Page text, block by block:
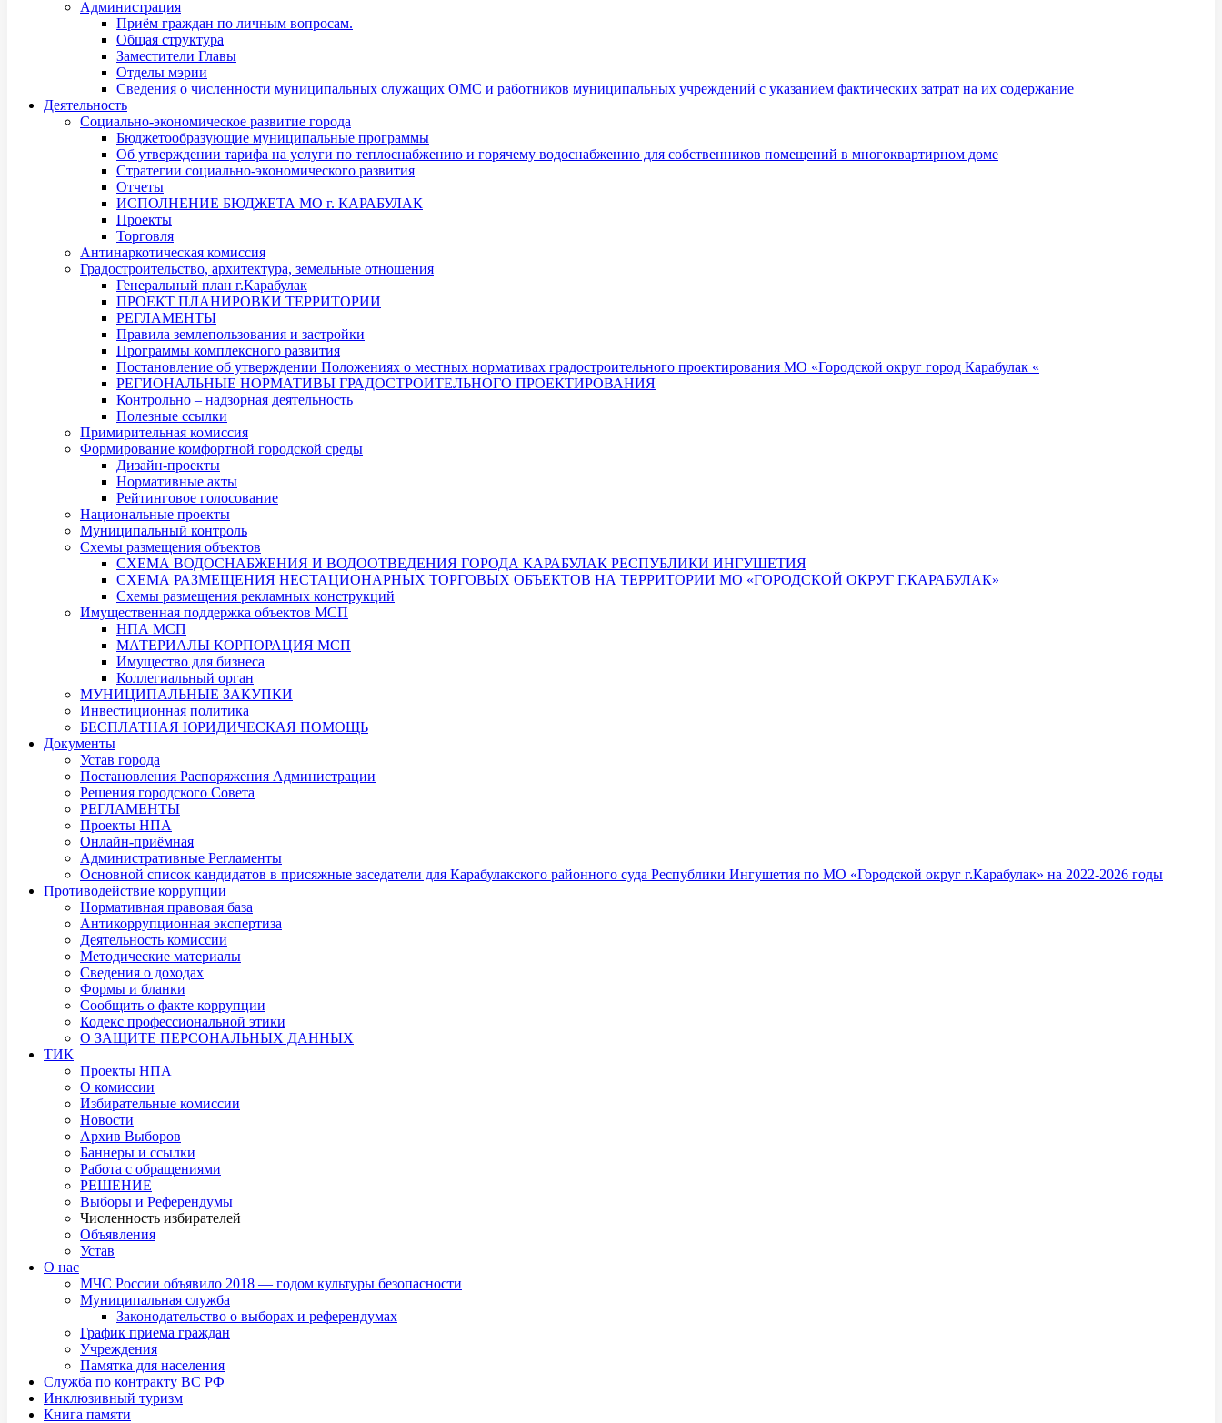
Администрация
Приём граждан по личным вопросам.
Общая структура
Заместители Главы
Отделы мэрии
Сведения о численности муниципальных служащих ОМС и работников муниципальных учреждений с указанием фактических затрат на их содержание
Деятельность
Социально-экономическое развитие города
Бюджетообразующие муниципальные программы
Об утверждении тарифа на услуги по теплоснабжению и горячему водоснабжению для собственников помещений в многоквартирном доме
Стратегии социально-экономического развития
Отчеты
ИСПОЛНЕНИЕ БЮДЖЕТА МО г. КАРАБУЛАК
Проекты
Торговля
Антинаркотическая комиссия
Градостроительство, архитектура, земельные отношения
Генеральный план г.Карабулак
ПРОЕКТ ПЛАНИРОВКИ ТЕРРИТОРИИ
РЕГЛАМЕНТЫ
Правила землепользования и застройки
Программы комплексного развития
Постановление об утверждении Положениях о местных нормативах градостроительного проектирования МО «Городской округ город Карабулак «
РЕГИОНАЛЬНЫЕ НОРМАТИВЫ ГРАДОСТРОИТЕЛЬНОГО ПРОЕКТИРОВАНИЯ
Контрольно – надзорная деятельность
Полезные ссылки
Примирительная комиссия
Формирование комфортной городской среды
Дизайн-проекты
Нормативные акты
Рейтинговое голосование
Национальные проекты
Муниципальный контроль
Схемы размещения объектов
СХЕМА ВОДОСНАБЖЕНИЯ И ВОДООТВЕДЕНИЯ ГОРОДА КАРАБУЛАК РЕСПУБЛИКИ ИНГУШЕТИЯ
СХЕМА РАЗМЕЩЕНИЯ НЕСТАЦИОНАРНЫХ ТОРГОВЫХ ОБЪЕКТОВ НА ТЕРРИТОРИИ МО «ГОРОДСКОЙ ОКРУГ Г.КАРАБУЛАК»
Схемы размещения рекламных конструкций
Имущественная поддержка объектов МСП
НПА МСП
МАТЕРИАЛЫ КОРПОРАЦИЯ МСП
Имущество для бизнеса
Коллегиальный орган
МУНИЦИПАЛЬНЫЕ ЗАКУПКИ
Инвестиционная политика
БЕСПЛАТНАЯ ЮРИДИЧЕСКАЯ ПОМОЩЬ
Документы
Устав города
Постановления Распоряжения Администрации
Решения городского Совета
РЕГЛАМЕНТЫ
Проекты НПА
Онлайн-приёмная
Административные Регламенты
Основной список кандидатов в присяжные заседатели для Карабулакского районного суда Республики Ингушетия по МО «Городской округ г.Карабулак» на 2022-2026 годы
Противодействие коррупции
Нормативная правовая база
Антикоррупционная экспертиза
Деятельность комиссии
Методические материалы
Сведения о доходах
Формы и бланки
Сообщить о факте коррупции
Кодекс профессиональной этики
О ЗАЩИТЕ ПЕРСОНАЛЬНЫХ ДАННЫХ
ТИК
Проекты НПА
О комиссии
Избирательные комиссии
Новости
Архив Выборов
Баннеры и ссылки
Работа с обращениями
РЕШЕНИЕ
Выборы и Референдумы
Численность избирателей
Объявления
Устав
О нас
МЧС России объявило 2018 — годом культуры безопасности
Муниципальная служба
Законодательство о выборах и референдумах
График приема граждан
Учреждения
Памятка для населения
Служба по контракту ВС РФ
Инклюзивный туризм
Книга памяти